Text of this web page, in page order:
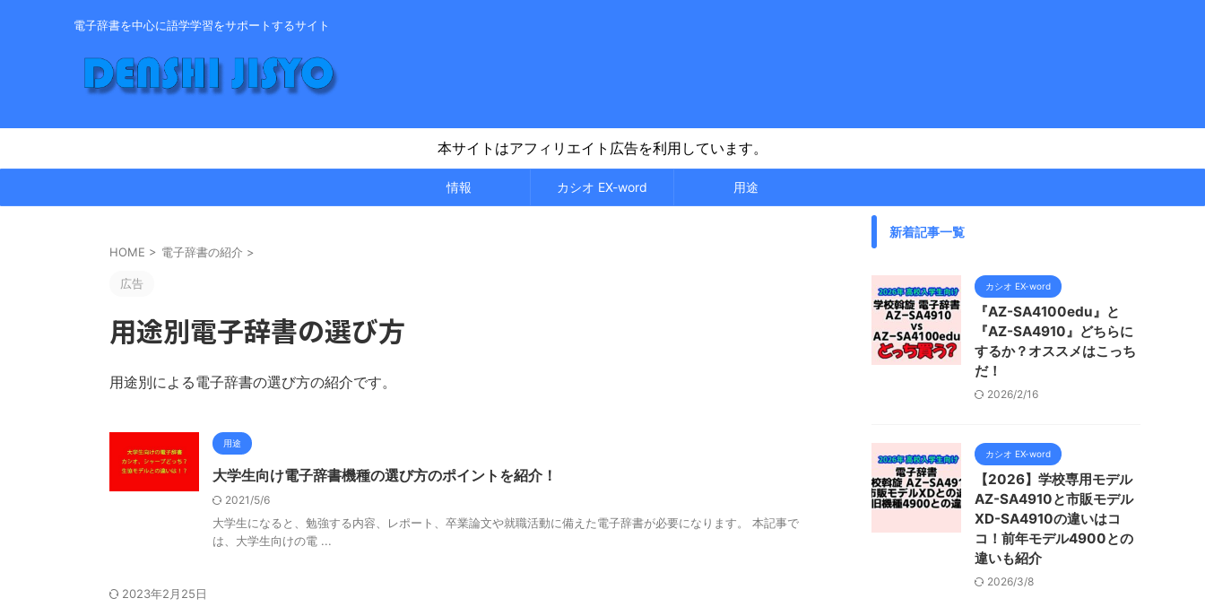
電子辞書を中心に語学学習をサポートするサイト
本サイトはアフィリエイト広告を利用しています。
情報 カシオ EX-word 用途
HOME > 電子辞書の紹介 >
広告
用途別電子辞書の選び方
用途別による電子辞書の選び方の紹介です。
用途
大学生向け電子辞書機種の選び方のポイントを紹介！
2021/5/6
大学生になると、勉強する内容、レポート、卒業論文や就職活動に備えた電子辞書が必要になります。 本記事で
は、大学生向けの電 ...
2023年2月25日
新着記事一覧
カシオ EX-word
『AZ-SA4100edu』と
『AZ-SA4910』どちらに
するか？オススメはこっち
だ！
2026/2/16
カシオ EX-word
【2026】学校専用モデル
AZ-SA4910と市販モデル
XD-SA4910の違いはコ
コ！前年モデル4900との
違いも紹介
2026/3/8